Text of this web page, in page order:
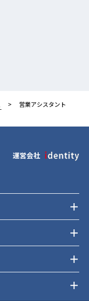
営業アシスタント
運営会社